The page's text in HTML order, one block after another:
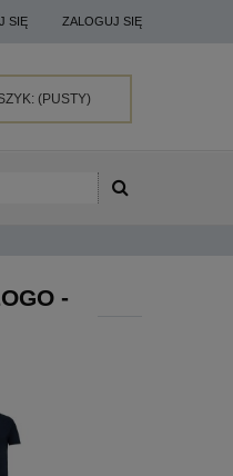
SIĘ ZALOGUJ SIĘ
(PUSTY)
-